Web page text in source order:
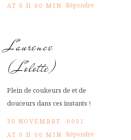
AT 0 H 00 MIN Répondre
Laurence
(Lolotte)
Plein de coukeurs de et de
douceurs dans ces instants !
30 NOVEMBRE -0001
AT 0 H 00 MIN Répondre